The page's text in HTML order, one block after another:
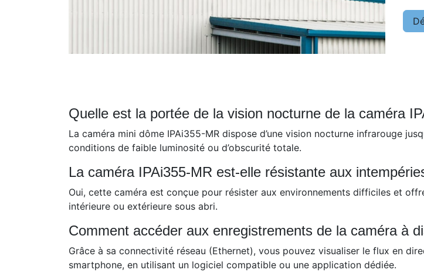
Quelle est la portée de la vision nocturne de la caméra
La caméra mini dôme IPAi355-MR dispose d’une vision nocturne infrarouge
conditions de faible luminosité ou d’obscurité totale.
La caméra IPAi355-MR est-elle résistante aux
Oui, cette caméra est conçue pour résister aux environnements difficiles et
intérieure ou extérieure sous abri.
Comment accéder aux enregistrements de la caméra à
Grâce à sa connectivité réseau (Ethernet), vous pouvez visualiser le flux en
smartphone, en utilisant un logiciel compatible ou une application dédiée.